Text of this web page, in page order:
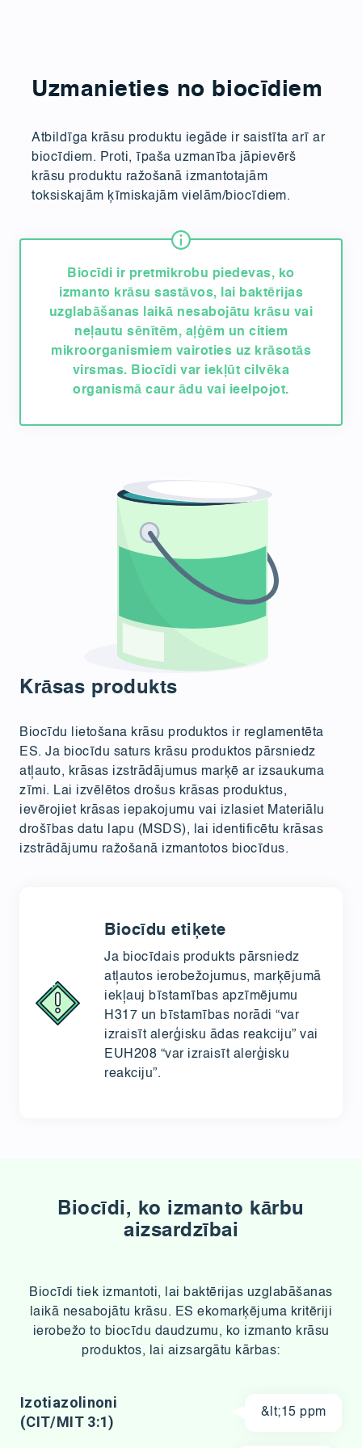
Uzmanieties no biocīdiem
Atbildīga krāsu produktu iegāde ir saistīta arī ar
biocīdiem. Proti, īpaša uzmanība jāpievērš
krāsu produktu ražošanā izmantotajām
toksiskajām ķīmiskajām vielām/biocīdiem.
Biocīdi ir pretmikrobu piedevas, ko
izmanto krāsu sastāvos, lai baktērijas
uzglabāšanas laikā nesabojātu krāsu vai
neļautu sēnītēm, aļģēm un citiem
mikroorganismiem vairoties uz krāsotās
virsmas. Biocīdi var iekļūt cilvēka
organismā caur ādu vai ieelpojot.
Krāsas produkts
Biocīdu lietošana krāsu produktos ir reglamentēta
ES. Ja biocīdu saturs krāsu produktos pārsniedz
atļauto, krāsas izstrādājumus marķē ar izsaukuma
zīmi. Lai izvēlētos drošus krāsas produktus,
ievērojiet krāsas iepakojumu vai izlasiet Materiālu
drošības datu lapu (MSDS), lai identificētu krāsas
izstrādājumu ražošanā izmantotos biocīdus.
Biocīdu etiķete
Ja biocīdais produkts pārsniedz
atļautos ierobežojumus, marķējumā
iekļauj bīstamības apzīmējumu
H317 un bīstamības norādi “var
izraisīt alerģisku ādas reakciju” vai
EUH208 “var izraisīt alerģisku
reakciju”.
Biocīdi, ko izmanto kārbu
aizsardzībai
Biocīdi tiek izmantoti, lai baktērijas uzglabāšanas
laikā nesabojātu krāsu. ES ekomarķējuma kritēriji
ierobežo to biocīdu daudzumu, ko izmanto krāsu
produktos, lai aizsargātu kārbas:
Izotiazolinoni
(CIT/MIT 3:1)
&lt;15 ppm